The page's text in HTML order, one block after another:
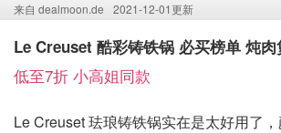
来自 dealmoon.de 2021-12-01更新
Le Creuset 酷彩铸铁锅 必买榜单 炖
低至7折 小高姐同款
Le Creuset 珐琅铸铁锅实在是太好用了